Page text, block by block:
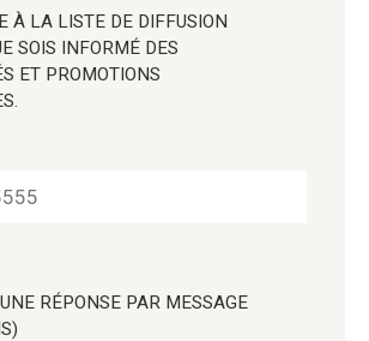
À LA LISTE DE DIFFUSION
SOIS INFORMÉ DES
ET PROMOTIONS
RÉPONSE PAR MESSAGE